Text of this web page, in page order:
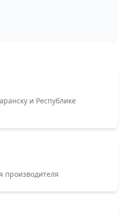
и Республике
производителя